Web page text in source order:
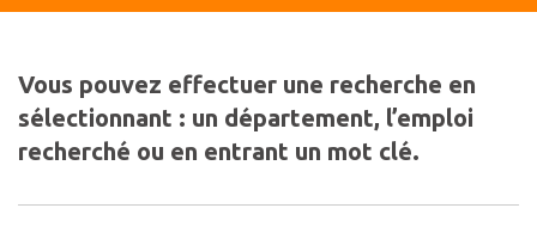
Vous pouvez effectuer une recherche en
sélectionnant : un département, l’emploi
recherché ou en entrant un mot clé.